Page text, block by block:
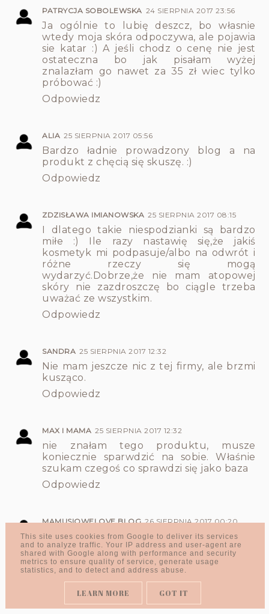
PATRYCJA SOBOLEWSKA 24 SIERPNIA 2017 23:56
Ja ogólnie to lubię deszcz, bo własnie
wtedy moja skóra odpoczywa, ale pojawia
sie katar :) A jeśli chodz o cenę nie jest
ostateczna bo jak pisałam wyżej
znalazłam go nawet za 35 zł wiec tylko
próbować :)
Odpowiedz
ALIA 25 SIERPNIA 2017 05:56
Bardzo ładnie prowadzony blog a na
produkt z chęcią się skuszę. :)
Odpowiedz
ZDZISŁAWA IMIANOWSKA 25 SIERPNIA 2017 08:15
I dlatego takie niespodzianki są bardzo
miłe :) Ile razy nastawię się,że jakiś
kosmetyk mi podpasuje/albo na odwrót i
różne rzeczy się mogą
wydarzyć.Dobrze,że nie mam atopowej
skóry nie zazdroszczę bo ciągle trzeba
uważać ze wszystkim.
Odpowiedz
SANDRA 25 SIERPNIA 2017 12:32
Nie mam jeszcze nic z tej firmy, ale brzmi
kusząco.
Odpowiedz
MAX I MAMA 25 SIERPNIA 2017 12:32
nie znałam tego produktu, musze
koniecznie sparwdzić na sobie. Właśnie
szukam czegoś co sprawdzi się jako baza
Odpowiedz
MAMUSIOWELOVE BLOG 26 SIERPNIA 2017 00:20
Co prawda moja skóra nie jest za bardzo
wrażliwa, lecz z pewnością kosmetyki są
warte uwagi!
Serum mnie bardzo zachęciło, będę miała
je na uwadze.
Cudowne zdjęcia jak zawsze.
Buziaki Kochana.
This site uses cookies from Google to deliver its services
and to analyze traffic. Your IP address and user-agent are
shared with Google along with performance and security
metrics to ensure quality of service, generate usage
statistics, and to detect and address abuse.
LEARN MORE GOT IT